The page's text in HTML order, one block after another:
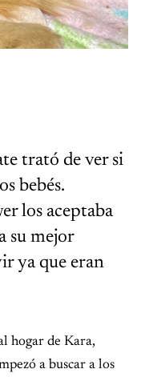
trató de ver si
bebés.
los aceptaba
su mejor
ya que eran
hogar de Kara,
a buscar a los